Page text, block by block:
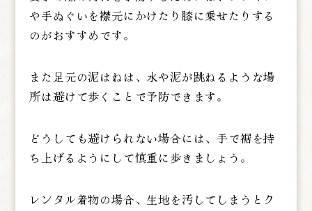
や手ぬぐいを襟元にかけたり膝に乗せたりする
のがおすすめです。
また足元の泥はねは、水や泥が跳ねるような場
所は避けて歩くことで予防できます。
どうしても避けられない場合には、手で裾を持
ち上げるようにして慎重に歩きましょう。
レンタル着物の場合、生地を汚してしまうとク